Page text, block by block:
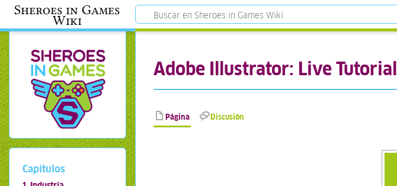
Sheroes in Games
Wiki
Adobe Illustrator: Live Tutorial
Página Discusión
Capítulos